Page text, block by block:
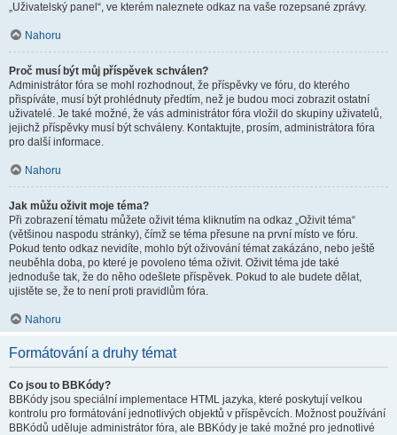
„Uživatelský panel“, ve kterém naleznete odkaz na vaše rozepsané zprávy.
Nahoru
Proč musí být můj příspěvek schválen?
Administrátor fóra se mohl rozhodnout, že příspěvky ve fóru, do kterého
přispíváte, musí být prohlédnuty předtím, než je budou moci zobrazit ostatní
uživatelé. Je také možné, že vás administrátor fóra vložil do skupiny uživatelů,
jejichž příspěvky musí být schváleny. Kontaktujte, prosím, administrátora fóra
pro další informace.
Nahoru
Jak můžu oživit moje téma?
Při zobrazení tématu můžete oživit téma kliknutím na odkaz „Oživit téma“
(většinou naspodu stránky), čímž se téma přesune na první místo ve fóru.
Pokud tento odkaz nevidíte, mohlo být oživování témat zakázáno, nebo ještě
neuběhla doba, po které je povoleno téma oživit. Oživit téma jde také
jednoduše tak, že do něho odešlete příspěvek. Pokud to ale budete dělat,
ujistěte se, že to není proti pravidlům fóra.
Nahoru
Formátování a druhy témat
Co jsou to BBKódy?
BBKódy jsou speciální implementace HTML jazyka, které poskytují velkou
kontrolu pro formátování jednotlivých objektů v příspěvcích. Možnost používání
BBKódů uděluje administrátor fóra, ale BBKódy je také možné pro jednotlivé